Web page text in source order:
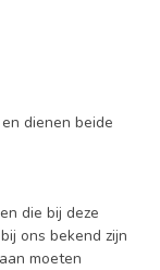
dienen beide
die bij deze
ons bekend zijn
moeten